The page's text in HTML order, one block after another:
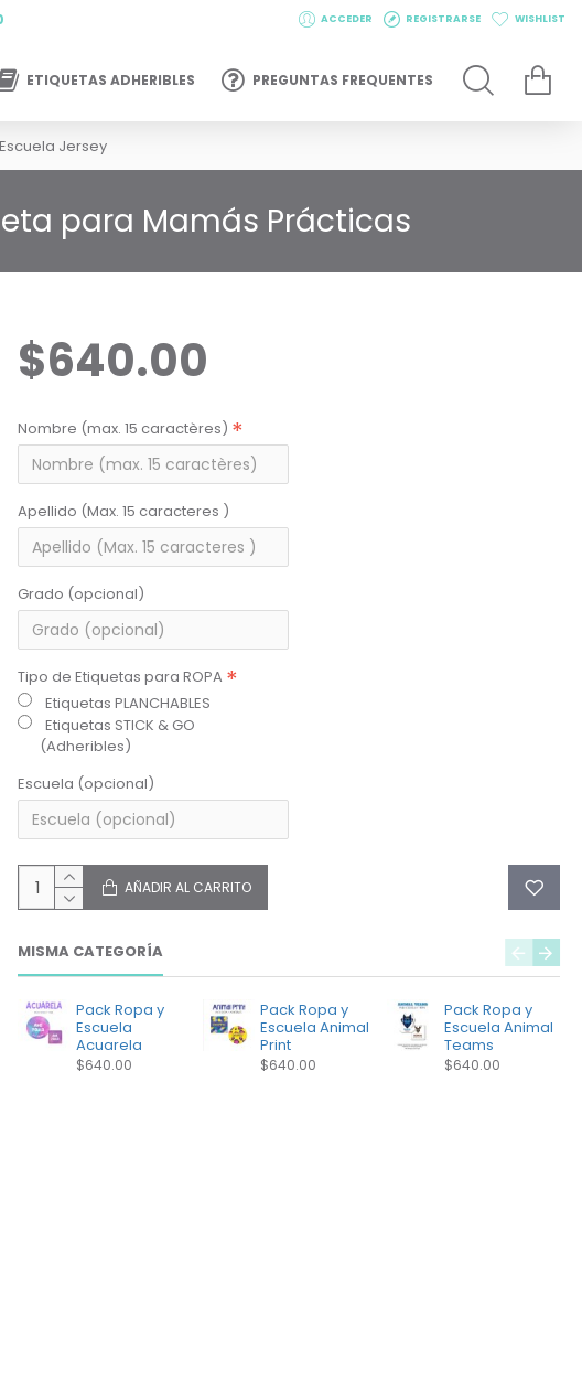
ACCEDER REGISTRARSE WISHLIST
ETIQUETAS ADHERIBLES PREGUNTAS FREQUENTES
Jersey
para Mamás Prácticas
$640.00
Nombre (max. 15 caractères)
Apellido (Max. 15 caracteres )
Grado (opcional)
Tipo de Etiquetas para ROPA
Etiquetas PLANCHABLES
Etiquetas STICK & GO
(Adheribles)
Escuela (opcional)
AÑADIR AL CARRITO
MISMA CATEGORÍA
Pack Ropa y
Escuela
Acuarela
$640.00
Pack Ropa y
Escuela Animal
Print
$640.00
Pack Ropa y
Escuela Animal
Teams
$640.00